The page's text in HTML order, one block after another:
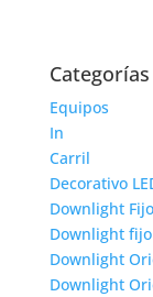
Equipos
In
Carril
Decorativo
Downlight Fijo
Downlight fijo
Downlight
Downlight